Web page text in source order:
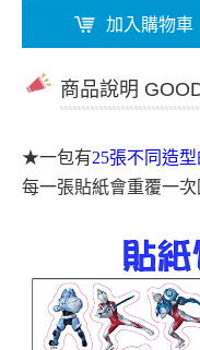
加入購物車
商品說明
★一包有25張不同造型
每一張貼紙會重覆一次